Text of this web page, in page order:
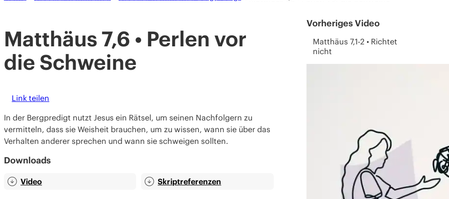
Matthäus 7,6 • Perlen vor
die Schweine
Link teilen
In der Bergpredigt nutzt Jesus ein Rätsel, um seinen Nachfolgern zu
vermitteln, dass sie Weisheit brauchen, um zu wissen, wann sie über das
Verhalten anderer sprechen und wann sie schweigen sollten.
Downloads
Video Skript­referenzen
Vorheriges Video
Matthäus 7,1-2 • Richtet
nicht